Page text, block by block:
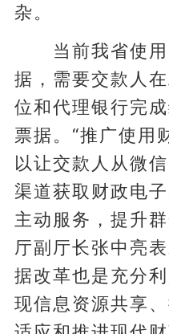
杂。
当前我省使用
据，需要交款人
位和代理银行完
票据。“推广使用
以让交款人从微
渠道获取财政电
主动服务，提升
厅副厅长张中亮
据改革也是充分
现信息资源共享